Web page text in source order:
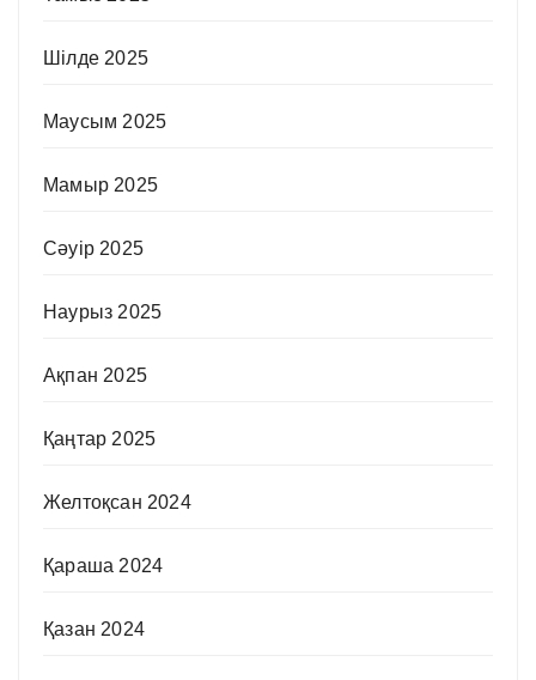
Шілде 2025
Маусым 2025
Мамыр 2025
Сәуір 2025
Наурыз 2025
Ақпан 2025
Қаңтар 2025
Желтоқсан 2024
Қараша 2024
Қазан 2024